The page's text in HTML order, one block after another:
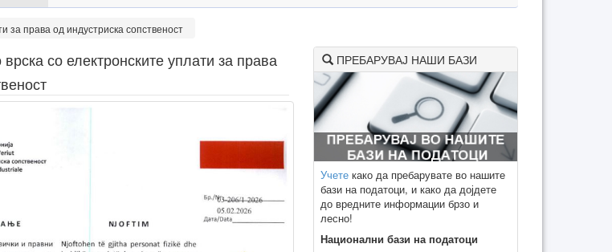
за права од индустриска сопственост
со електронските уплати за права
ПРЕБАРУВАЈ НАШИ БАЗИ
Учете како да пребарувате во нашите
бази на податоци, и како да дојдете
до вредните информации брзо и
лесно!
Национални бази на податоци